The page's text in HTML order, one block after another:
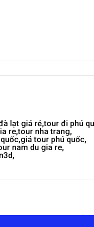
lạt giá rẻ,tour đi phú
re,tour nha trang,
giá tour phú quốc,
nam du gia re,